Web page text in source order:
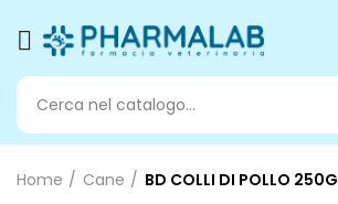
Home Cane BD COLLI DI POLLO 250G